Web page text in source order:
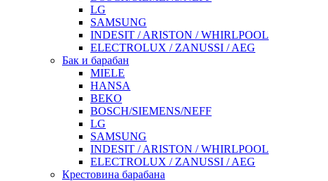
LG
SAMSUNG
INDESIT / ARISTON / WHIRLPOOL
ELECTROLUX / ZANUSSI / AEG
Бак и барабан
MIELE
HANSA
BEKO
BOSCH/SIEMENS/NEFF
LG
SAMSUNG
INDESIT / ARISTON / WHIRLPOOL
ELECTROLUX / ZANUSSI / AEG
Крестовина барабана